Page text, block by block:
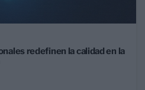
redefinen la calidad en la